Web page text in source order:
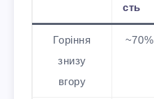
сть
Горіння
знизу
вгору
~70%